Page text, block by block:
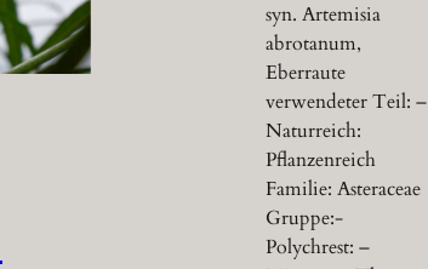
syn. Artemisia
abrotanum,
Eberraute
verwendeter Teil: –
Naturreich:
Pflanzenreich
Familie: Asteraceae
Gruppe:-
Polychrest: –